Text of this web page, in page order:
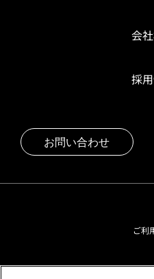
会
採
お問い合わせ
ご利
プライバ